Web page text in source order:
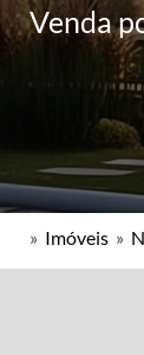
Venda
» Imóveis »